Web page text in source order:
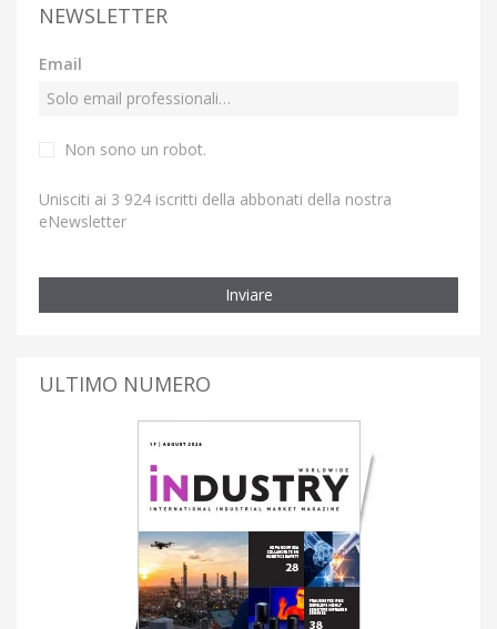
NEWSLETTER
Email
Non sono un robot.
Unisciti ai 3 924 iscritti della abbonati della nostra
eNewsletter
Inviare
ULTIMO NUMERO